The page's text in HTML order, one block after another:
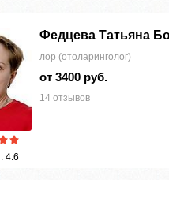
4.6
Федцева Татьяна
лор (отоларинголог)
от 3400 руб.
14 отзывов